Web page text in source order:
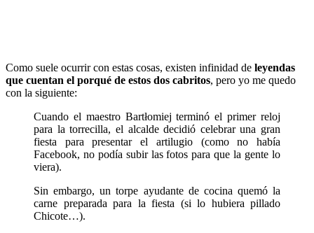
Como suele ocurrir con estas cosas, existen infinidad de leyendas
que cuentan el porqué de estos dos cabritos, pero yo me quedo
con la siguiente:
Cuando el maestro Bartłomiej terminó el primer reloj
para la torrecilla, el alcalde decidió celebrar una gran
fiesta para presentar el artilugio (como no había
Facebook, no podía subir las fotos para que la gente lo
viera).
Sin embargo, un torpe ayudante de cocina quemó la
carne preparada para la fiesta (si lo hubiera pillado
Chicote…).